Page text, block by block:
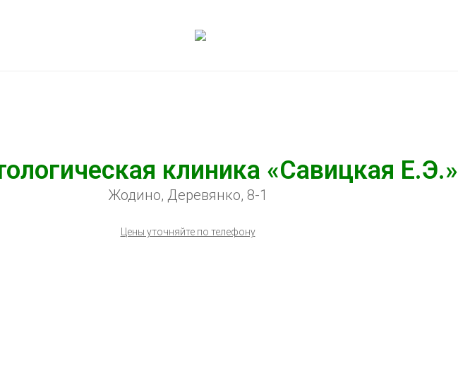
клиника «Савицкая Е.Э.»
Жодино, Деревянко, 8-1
Цены уточняйте по телефону